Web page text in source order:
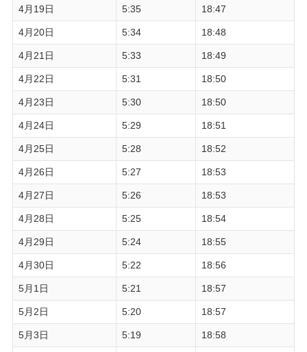
4月19日 5:35 18:47
4月20日 5:34 18:48
4月21日 5:33 18:49
4月22日 5:31 18:50
4月23日 5:30 18:50
4月24日 5:29 18:51
4月25日 5:28 18:52
4月26日 5:27 18:53
4月27日 5:26 18:53
4月28日 5:25 18:54
4月29日 5:24 18:55
4月30日 5:22 18:56
5月1日 5:21 18:57
5月2日 5:20 18:57
5月3日 5:19 18:58